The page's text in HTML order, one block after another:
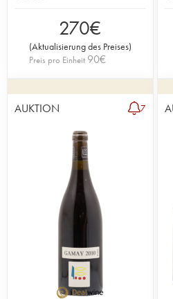
270€
(Aktualisierung des Preises)
Preis pro Einheit 90€
AUKTION 7